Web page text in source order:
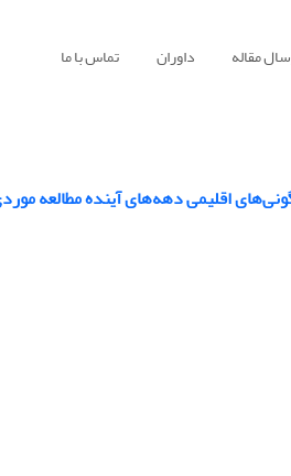
مقاله داوران تماس با ما
اقلیمی دهه‌های آینده مطالعه